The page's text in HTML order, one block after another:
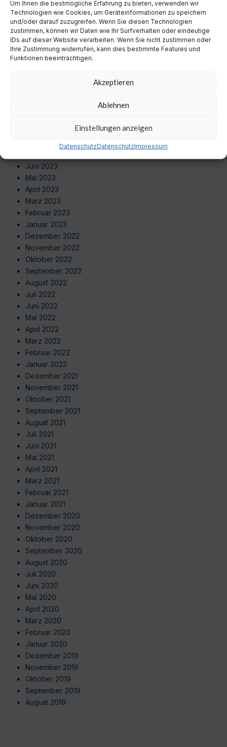
Um Ihnen die bestmögliche Erfahrung zu bieten, verwenden wir
Technologien wie Cookies, um Geräteinformationen zu speichern
und/oder darauf zuzugreifen. Wenn Sie diesen Technologien
zustimmen, können wir Daten wie Ihr Surfverhalten oder eindeutige
IDs auf dieser Website verarbeiten. Wenn Sie nicht zustimmen oder
Ihre Zustimmung widerrufen, kann dies bestimmte Features und
Funktionen beeinträchtigen.
Akzeptieren
Ablehnen
Einstellungen anzeigen
DatenschutzDatenschutzImpressum
August 2024
Juli 2024
Juni 2024
Mai 2024
April 2024
März 2024
September 2023
August 2023
Juni 2023
Mai 2023
April 2023
März 2023
Februar 2023
Januar 2023
Dezember 2022
November 2022
Oktober 2022
September 2022
August 2022
Juli 2022
Juni 2022
Mai 2022
April 2022
März 2022
Februar 2022
Januar 2022
Dezember 2021
November 2021
Oktober 2021
September 2021
August 2021
Juli 2021
Juni 2021
Mai 2021
April 2021
März 2021
Februar 2021
Januar 2021
Dezember 2020
November 2020
Oktober 2020
September 2020
August 2020
Juli 2020
Juni 2020
Mai 2020
April 2020
März 2020
Februar 2020
Januar 2020
Dezember 2019
November 2019
Oktober 2019
September 2019
August 2019